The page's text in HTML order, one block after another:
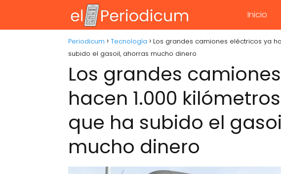
Inicio
Periodicum Tecnología
Los grandes camiones eléctricos ya
subido el gasoil, ahorras mucho dinero
Los grandes
hacen 1.000
que ha subido el
mucho dinero